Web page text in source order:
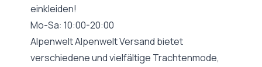
einkleiden!
Mo-Sa: 10:00-20:00
Alpenwelt Alpenwelt Versand bietet
verschiedene und vielfältige Trachtenmode,